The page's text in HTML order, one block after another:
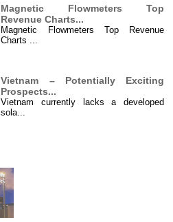
Magnetic Flowmeters Top
Revenue Charts...
Magnetic Flowmeters Top Revenue
Charts ...
Vietnam – Potentially Exciting
Prospects...
Vietnam currently lacks a developed
sola...
Hệ thống cung cấp điện năng lượng mặt
tr...